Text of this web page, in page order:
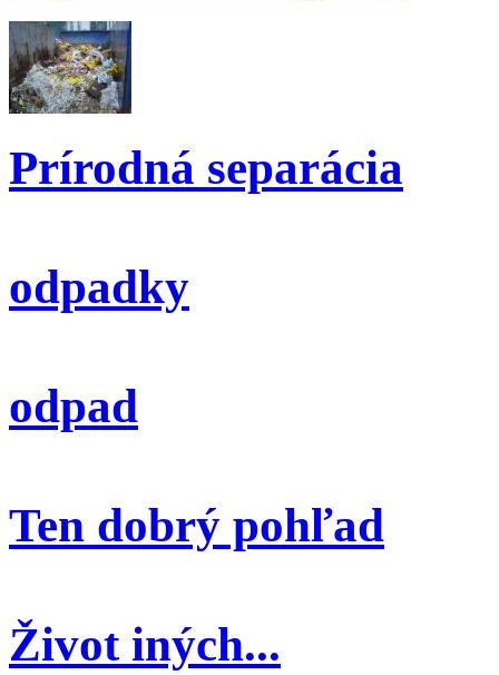
Prírodná separácia
odpadky
odpad
Ten dobrý pohľad
Život iných...